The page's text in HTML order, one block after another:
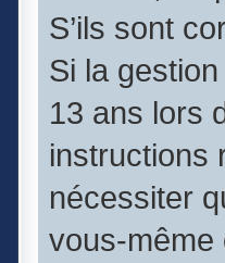
S’ils sont
Si la
13 ans lors
instructions
nécessiter
vous-même